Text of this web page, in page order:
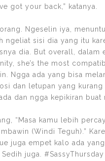
got your back,” katanya.
Ngeselin iya,
ngeliat sisi dia yang itu
dia. But overall, dalam
she’s the most
Ngga ada yang bisa
dan letupan yang kurang
dan ngga kepikiran buat
“Masa kamu lebih
(Windi Teguh).”
juga empet kalo ada
juga.